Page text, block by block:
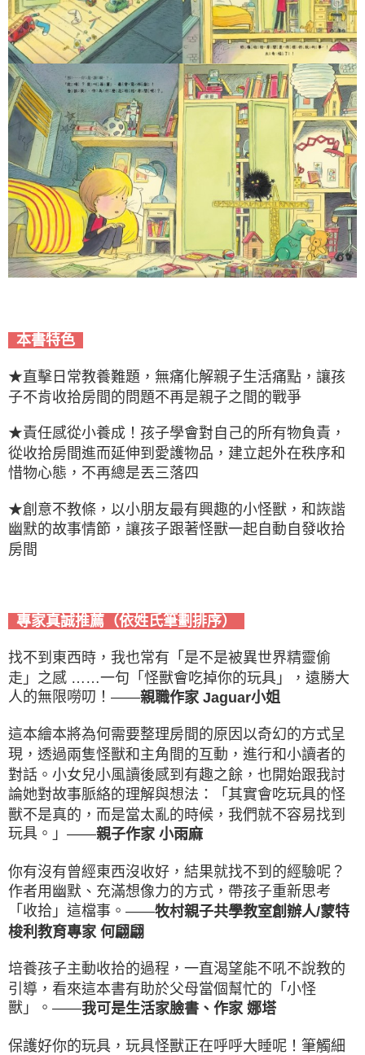
本書特色
★直擊日常教養難題，無痛化解親子生活痛點，讓孩
子不肯收拾房間的問題不再是親子之間的戰爭
★責任感從小養成！孩子學會對自己的所有物負責，
從收拾房間進而延伸到愛護物品，建立起外在秩序和
惜物心態，不再總是丟三落四
★創意不教條，以小朋友最有興趣的小怪獸，和詼諧
幽默的故事情節，讓孩子跟著怪獸一起自動自發收拾
房間
專家真誠推薦（依姓氏筆劃排序）
找不到東西時，我也常有「是不是被異世界精靈偷
走」之感 ……一句「怪獸會吃掉你的玩具」，遠勝大
人的無限嘮叨！——親職作家 Jaguar小姐
這本繪本將為何需要整理房間的原因以奇幻的方式呈
現，透過兩隻怪獸和主角間的互動，進行和小讀者的
對話。小女兒小風讀後感到有趣之餘，也開始跟我討
論她對故事脈絡的理解與想法：「其實會吃玩具的怪
獸不是真的，而是當太亂的時候，我們就不容易找到
玩具。」——親子作家 小雨麻
你有沒有曾經東西沒收好，結果就找不到的經驗呢？
作者用幽默、充滿想像力的方式，帶孩子重新思考
「收拾」這檔事。——牧村親子共學教室創辦人/蒙特
梭利教育專家 何翩翩
培養孩子主動收拾的過程，一直渴望能不吼不說教的
引導，看來這本書有助於父母當個幫忙的「小怪
獸」。——我可是生活家臉書、作家 娜塔
保護好你的玩具，玩具怪獸正在呼呼大睡呢！筆觸細